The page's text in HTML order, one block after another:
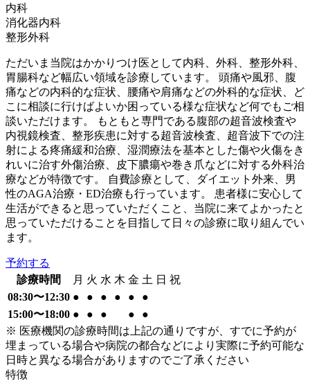
内科
消化器内科
整形外科
ただいま当院はかかりつけ医として内科、外科、整形外科、
胃腸科など幅広い領域を診療しています。 頭痛や風邪、腹
痛などの内科的な症状、腰痛や肩痛などの外科的な症状、ど
こに相談に行けばよいか困っている様な症状など何でもご相
談いただけます。 もともと専門である腹部の超音波検査や
内視鏡検査、整形疾患に対する超音波検査、超音波下での注
射による疼痛緩和治療、湿潤療法を基本とした傷や火傷をき
れいに治す外傷治療、皮下膿瘍や巻き爪などに対する外科治
療などが特徴です。 自費診療として、ダイエット外来、男
性のAGA治療・ED治療も行っています。 患者様に安心して
生活ができると思っていただくこと、当院に来てよかったと
思っていただけることを目指して日々の診療に取り組んでい
ます。
予約する
診療時間
月 火 水 木 金 土 日 祝
08:30〜12:30 ● ● ● ● ●
●
15:00〜18:00 ● ● ● ●
●
※ 医療機関の診療時間は上記の通りですが、すでに予約が
埋まっている場合や病院の都合などにより実際に予約可能な
日時と異なる場合がありますのでご了承ください
特徴